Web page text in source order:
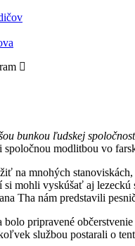
bunkou ľudskej
spoločnou modlitbou vo
na mnohých
mohli vyskúšať aj lezeckú
Tha nám predstavili
bolo pripravené
službou postarali o